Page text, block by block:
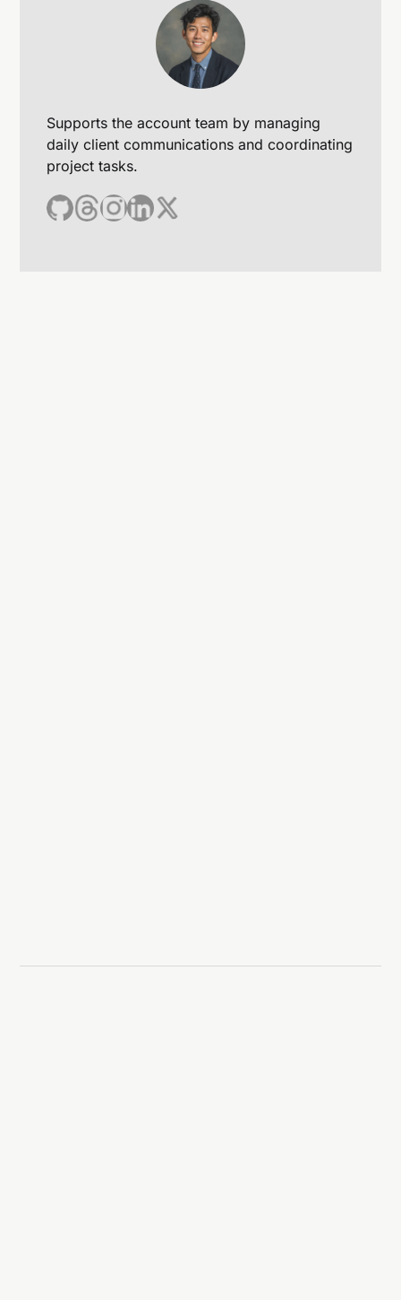
Supports the account team by managing
daily client communications and coordinating
project tasks.